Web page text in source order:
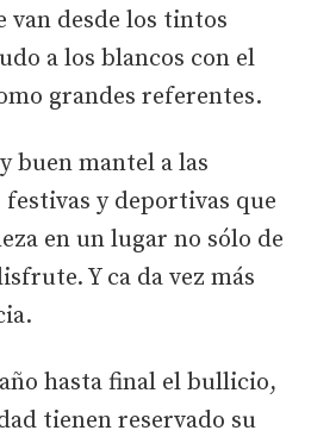
van desde los tintos
a los blancos con el
grandes referentes.
buen mantel a las
y deportivas que
en un lugar no sólo de
Y ca da vez más
hasta final el bullicio,
tienen reservado su